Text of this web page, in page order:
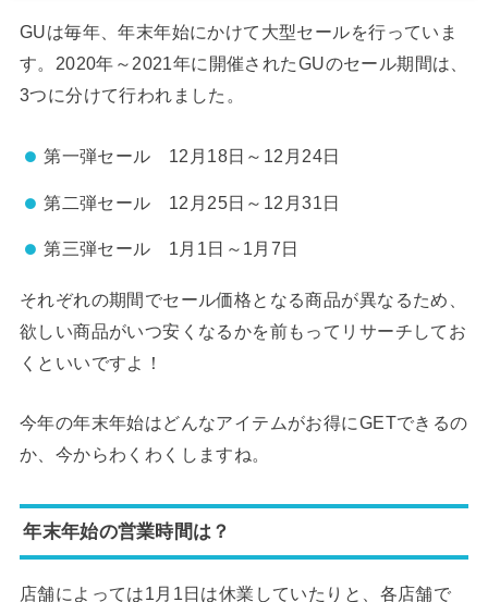
GUは毎年、年末年始にかけて大型セールを行っていま
す。2020年～2021年に開催されたGUのセール期間は、
3つに分けて行われました。
第一弾セール 12月18日～12月24日
第二弾セール 12月25日～12月31日
第三弾セール 1月1日～1月7日
それぞれの期間でセール価格となる商品が異なるため、
欲しい商品がいつ安くなるかを前もってリサーチしてお
くといいですよ！
今年の年末年始はどんなアイテムがお得にGETできるの
か、今からわくわくしますね。
年末年始の営業時間は？
店舗によっては1月1日は休業していたりと、各店舗で